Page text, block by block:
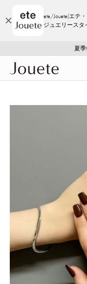
ete/Jouete(エテ
ジュエリースタ
ご注文いただ
夏
ご注文いただ